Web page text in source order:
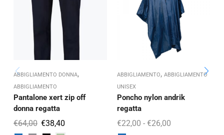
ABBIGLIAMENTO DONNA,
ABBIGLIAMENTO
Pantalone xert zip off
donna regatta
€64,00 €38,40
ABBIGLIAMENTO, ABBIGLIAMENTO
UNISEX
Poncho nylon andrik
regatta
€22,00 - €26,00